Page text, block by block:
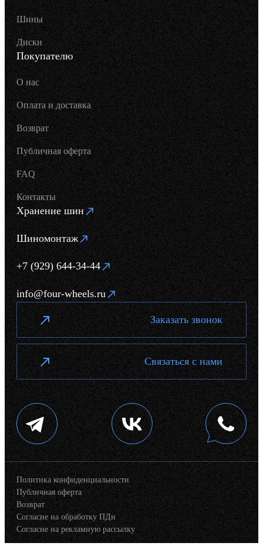
Шины
Диски
Покупателю
О нас
Оплата и доставка
Возврат
Публичная оферта
FAQ
Контакты
Хранение шин
Шиномонтаж
+7 (929) 644-34-44
info@four-wheels.ru
Заказать звонок
Связаться с нами
Политика конфиденциальности
Публичная оферта
Возврат
Согласие на обработку ПДн
Согласие на рекламную рассылку